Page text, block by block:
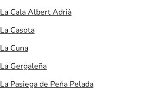
La Cala Albert Adrià
La Casota
La Cuna
La Gergaleña
La Pasiega de Peňa Pelada